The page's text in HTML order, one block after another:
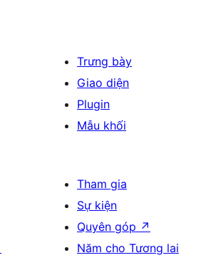
Trưng bày
Giao diện
Plugin
Mẫu khối
Tham gia
Sự kiện
Quyên góp ↗
Năm cho Tương lai